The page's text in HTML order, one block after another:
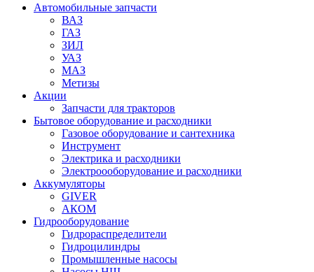
Автомобильные запчасти
ВАЗ
ГАЗ
ЗИЛ
УАЗ
МАЗ
Метизы
Акции
Запчасти для тракторов
Бытовое оборудование и расходники
Газовое оборудование и сантехника
Инструмент
Электрика и расходники
Электроооборудование и расходники
Аккумуляторы
GIVER
АКОМ
Гидрооборудование
Гидрораспределители
Гидроцилиндры
Промышленные насосы